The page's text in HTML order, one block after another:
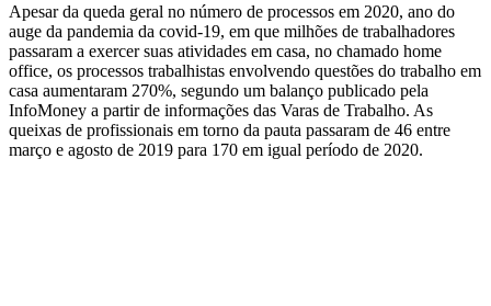
Apesar da queda geral no número de processos em 2020, ano do
auge da pandemia da covid-19, em que milhões de trabalhadores
passaram a exercer suas atividades em casa, no chamado home
office, os processos trabalhistas envolvendo questões do trabalho em
casa aumentaram 270%, segundo um balanço publicado pela
InfoMoney a partir de informações das Varas de Trabalho. As
queixas de profissionais em torno da pauta passaram de 46 entre
março e agosto de 2019 para 170 em igual período de 2020.